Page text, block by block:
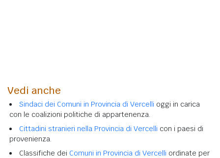
Vedi anche
Sindaci dei Comuni in Provincia di Vercelli oggi in carica
con le coalizioni politiche di appartenenza.
Cittadini stranieri nella Provincia di Vercelli con i paesi di
provenienza.
Classifiche dei Comuni in Provincia di Vercelli ordinate per